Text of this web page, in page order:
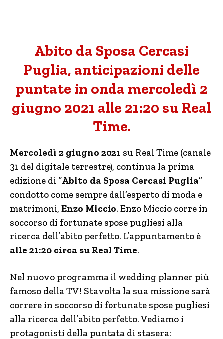
Abito da Sposa Cercasi
Puglia, anticipazioni delle
puntate in onda mercoledì 2
giugno 2021 alle 21:20 su Real
Time.
Mercoledì 2 giugno 2021 su Real Time (canale
31 del digitale terrestre), continua la prima
edizione di “Abito da Sposa Cercasi Puglia”
condotto come sempre dall’esperto di moda e
matrimoni, Enzo Miccio. Enzo Miccio corre in
soccorso di fortunate spose pugliesi alla
ricerca dell’abito perfetto. L’appuntamento è
alle 21:20 circa su Real Time.
Nel nuovo programma il wedding planner più
famoso della TV! Stavolta la sua missione sarà
correre in soccorso di fortunate spose pugliesi
alla ricerca dell’abito perfetto. Vediamo i
protagonisti della puntata di stasera: